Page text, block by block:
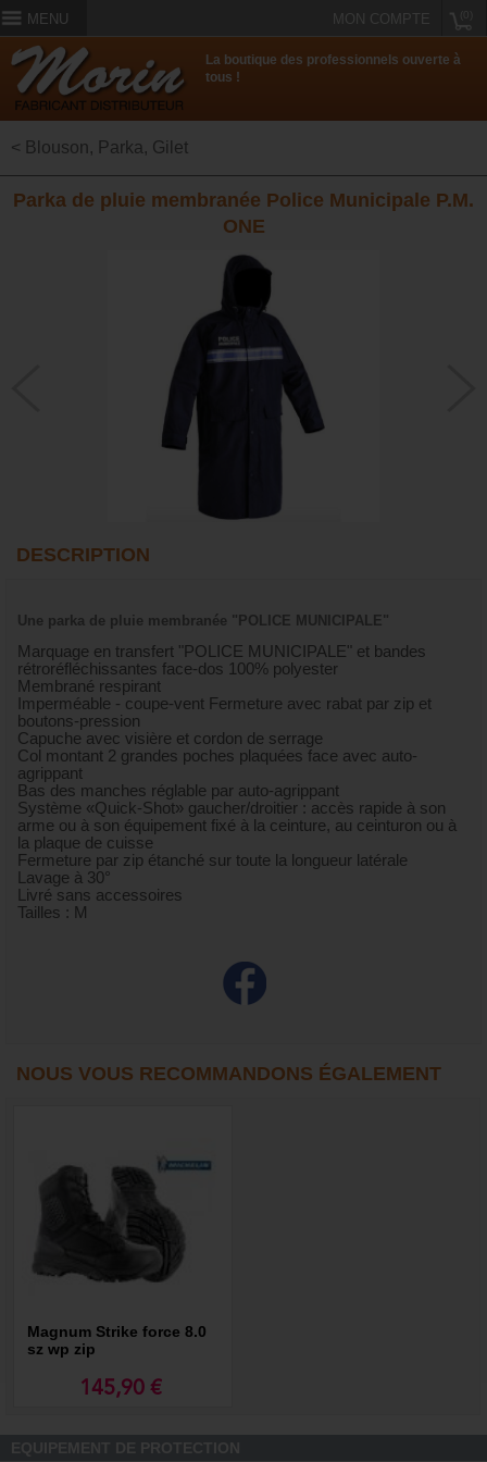
MENU MON COMPTE
La boutique des professionnels ouverte à
tous !
< Blouson, Parka, Gilet
Parka de pluie membranée Police Municipale P.M.
ONE
DESCRIPTION
Une parka de pluie membranée "POLICE MUNICIPALE"
Marquage en transfert "POLICE MUNICIPALE" et bandes
rétroréfléchissantes face-dos 100% polyester
Membrané respirant
Imperméable - coupe-vent Fermeture avec rabat par zip et
boutons-pression
Capuche avec visière et cordon de serrage
Col montant 2 grandes poches plaquées face avec auto-
agrippant
Bas des manches réglable par auto-agrippant
Système «Quick-Shot» gaucher/droitier : accès rapide à son
arme ou à son équipement fixé à la ceinture, au ceinturon ou à
la plaque de cuisse
Fermeture par zip étanché sur toute la longueur latérale
Lavage à 30°
Livré sans accessoires
Tailles : M
NOUS VOUS RECOMMANDONS ÉGALEMENT
Magnum Strike force 8.0
sz wp zip
145,90 €